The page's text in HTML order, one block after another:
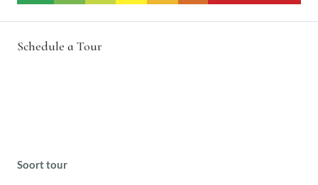
Schedule a Tour
Soort tour